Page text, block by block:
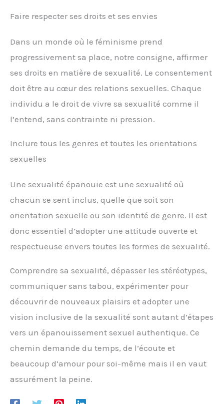
Faire respecter ses droits et ses envies
Dans un monde où le féminisme prend
progressivement sa place, notre consigne, affirmer
ses droits en matière de sexualité. Le consentement
doit être au cœur des relations sexuelles. Chaque
individu a le droit de vivre sa sexualité comme il
l’entend, sans contrainte ni pression.
Inclure tous les genres et toutes les orientations
sexuelles
Une sexualité épanouie est une sexualité où
chacun se sent inclus, quelle que soit son
orientation sexuelle ou son identité de genre. Il est
donc essentiel d’adopter une attitude ouverte et
respectueuse envers toutes les formes de sexualité.
Comprendre sa sexualité, dépasser les stéréotypes,
communiquer sans tabou, expérimenter pour
découvrir de nouveaux plaisirs et adopter une
vision inclusive de la sexualité sont autant d’étapes
vers un épanouissement sexuel authentique. Ce
chemin demande du temps, de l’écoute et
beaucoup d’amour pour soi-même mais il en vaut
assurément la peine.